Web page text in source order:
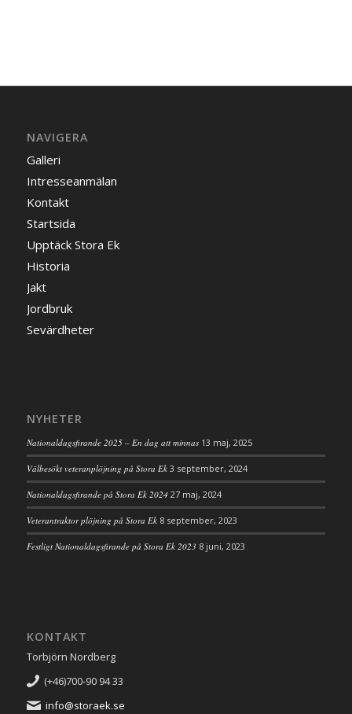
NAVIGERA
Galleri
Intresseanmälan
Kontakt
Startsida
Upptäck Stora Ek
Historia
Jakt
Jordbruk
Sevärdheter
NYHETER
Nationaldagsfirande 2025 – En dag att minnas 13 maj, 2025
Välbesökt veteranplöjning på Stora Ek 3 september, 2024
Nationaldagsfirande på Stora Ek 2024 27 maj, 2024
Veterantraktor plöjning på Stora Ek 8 september, 2023
Festligt Nationaldagsfirande på Stora Ek 2023 8 juni, 2023
KONTAKT
Torbjörn Nordberg
(+46)700-90 94 33
info@storaek.se